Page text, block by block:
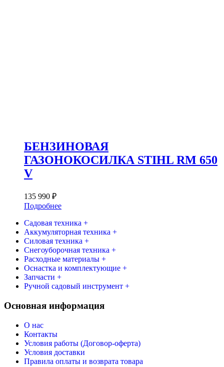
БЕНЗИНОВАЯ
ГАЗОНОКОСИЛКА STIHL RM 650
V
135 990 ₽
Подробнее
Садовая техника +
Аккумуляторная техника +
Силовая техника +
Снегоуборочная техника +
Расходные материалы +
Оснастка и комплектующие +
Запчасти +
Ручной садовый инструмент +
Основная информация
О нас
Контакты
Условия работы (Договор-оферта)
Условия доставки
Правила оплаты и возврата товара